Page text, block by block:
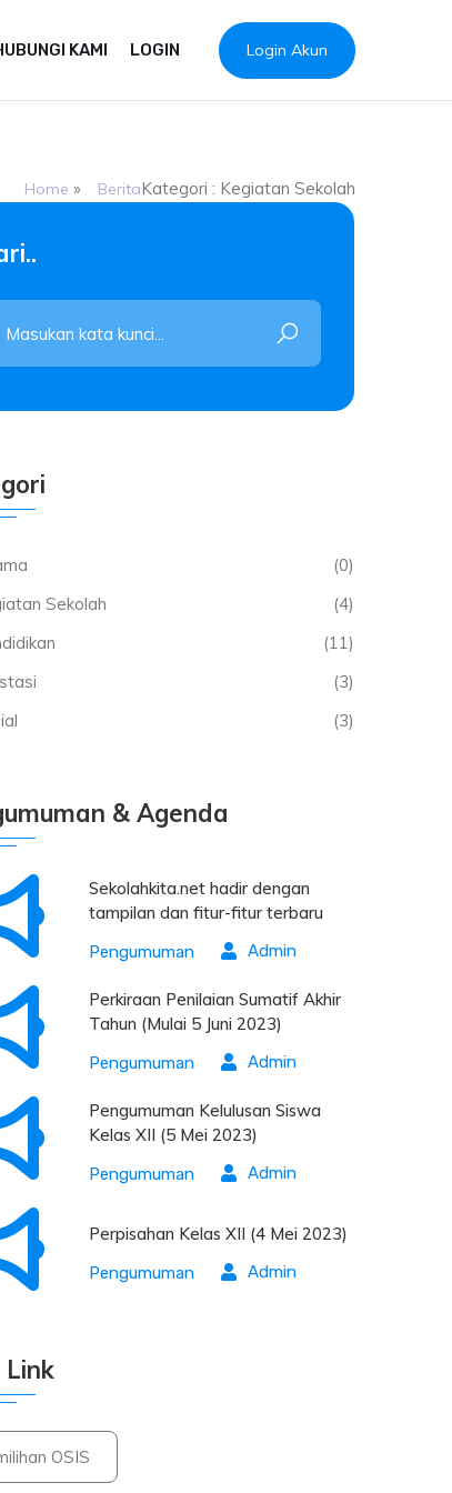
Login Akun
KAMI LOGIN
Home » BeritaKategori : Kegiatan Sekolah
(0)
Sekolah
(4)
(11)
(3)
(3)
& Agenda
Sekolahkita.net hadir dengan
tampilan dan fitur-fitur terbaru
Pengumuman Admin
Perkiraan Penilaian Sumatif Akhir
Tahun (Mulai 5 Juni 2023)
Pengumuman Admin
Pengumuman Kelulusan Siswa
Kelas XII (5 Mei 2023)
Pengumuman Admin
Perpisahan Kelas XII (4 Mei 2023)
Pengumuman Admin
OSIS